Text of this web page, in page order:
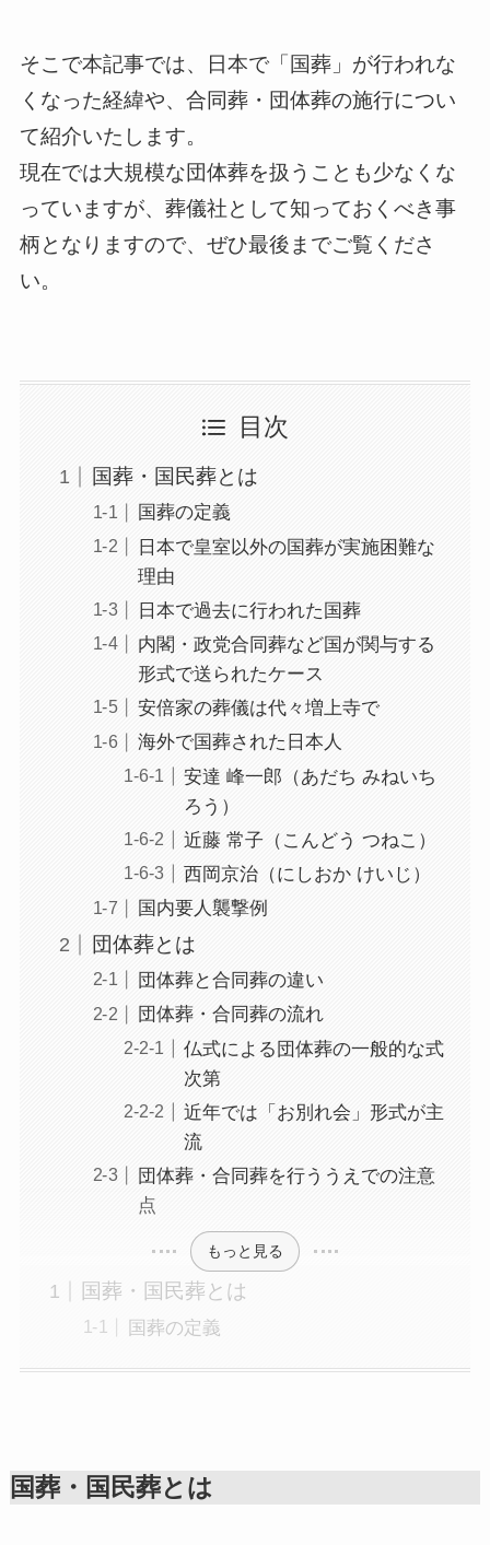
そこで本記事では、日本で「国葬」が行われな
くなった経緯や、合同葬・団体葬の施行につい
て紹介いたします。
現在では大規模な団体葬を扱うことも少なくな
っていますが、葬儀社として知っておくべき事
柄となりますので、ぜひ最後までご覧くださ
い。
目次
国葬・国民葬とは
国葬の定義
日本で皇室以外の国葬が実施困難な
理由
日本で過去に行われた国葬
内閣・政党合同葬など国が関与する
形式で送られたケース
安倍家の葬儀は代々増上寺で
海外で国葬された日本人
安達 峰一郎（あだち みねいち
ろう）
近藤 常子（こんどう つねこ）
西岡京治（にしおか けいじ）
国内要人襲撃例
団体葬とは
団体葬と合同葬の違い
団体葬・合同葬の流れ
仏式による団体葬の一般的な式
次第
近年では「お別れ会」形式が主
流
団体葬・合同葬を行ううえでの注意
点
もっと見る
国葬・国民葬とは
国葬の定義
国葬・国民葬とは